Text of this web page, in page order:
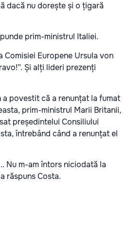
dacă nu dorește și o țigară
prim-ministrul Italiei.
Comisiei Europene Ursula von
Și alți lideri prezenți
a povestit că a renunțat la fumat
prim-ministrul Marii Britanii,
președintelui Consiliului
întrebând când a renunțat el
Nu m-am întors niciodată la
răspuns Costa.